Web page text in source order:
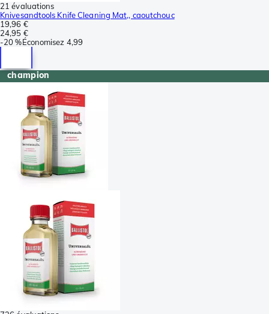
21 évaluations
Knivesandtools Knife Cleaning Mat,, caoutchouc
19,96 €
24,95 €
-20 %Économisez 4,99
champion